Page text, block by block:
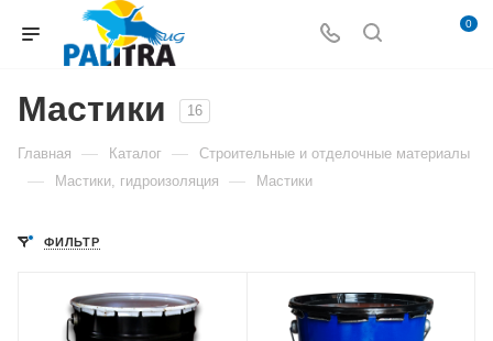
0
Мастики 16
Главная — Каталог — Строительные и отделочные материалы
— Мастики, гидроизоляция — Мастики
ФИЛЬТР